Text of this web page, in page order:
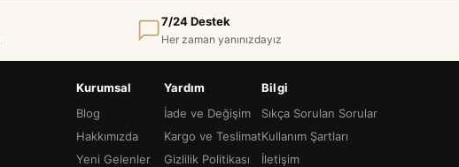
7/24 Destek
Her zaman yanınızdayız
Kurumsal
Blog
Hakkımızda
Yeni Gelenler
Yardım
İade ve Değişim
Kargo ve Teslimat
Gizlilik Politikası
Bilgi
Sıkça Sorulan Sorular
Kullanım Şartları
İletişim